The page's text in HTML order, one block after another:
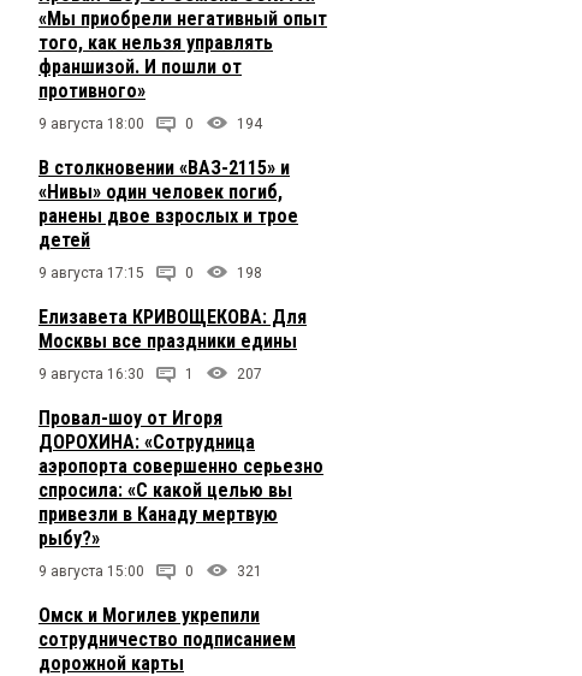
«Мы приобрели негативный опыт
того, как нельзя управлять
франшизой. И пошли от
противного»
9 августа 18:00 0 194
В столкновении «ВАЗ-2115» и
«Нивы» один человек погиб,
ранены двое взрослых и трое
детей
9 августа 17:15 0 198
Елизавета КРИВОЩЕКОВА: Для
Москвы все праздники едины
9 августа 16:30 1 207
Провал-шоу от Игоря
ДОРОХИНА: «Сотрудница
аэропорта совершенно серьезно
спросила: «С какой целью вы
привезли в Канаду мертвую
рыбу?»
9 августа 15:00 0 321
Омск и Могилев укрепили
сотрудничество подписанием
дорожной карты